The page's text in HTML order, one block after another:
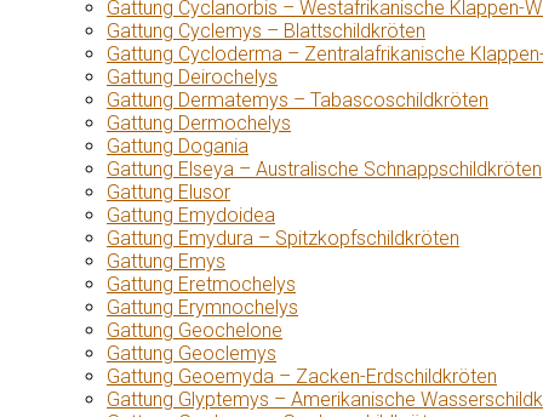
Gattung Cyclanorbis – Westafrikanische Klappen-
Gattung Cyclemys – Blattschildkröten
Gattung Cycloderma – Zentralafrikanische
Gattung Deirochelys
Gattung Dermatemys – Tabascoschildkröten
Gattung Dermochelys
Gattung Dogania
Gattung Elseya – Australische Schnappschildkröten
Gattung Elusor
Gattung Emydoidea
Gattung Emydura – Spitzkopfschildkröten
Gattung Emys
Gattung Eretmochelys
Gattung Erymnochelys
Gattung Geochelone
Gattung Geoclemys
Gattung Geoemyda – Zacken-Erdschildkröten
Gattung Glyptemys – Amerikanische